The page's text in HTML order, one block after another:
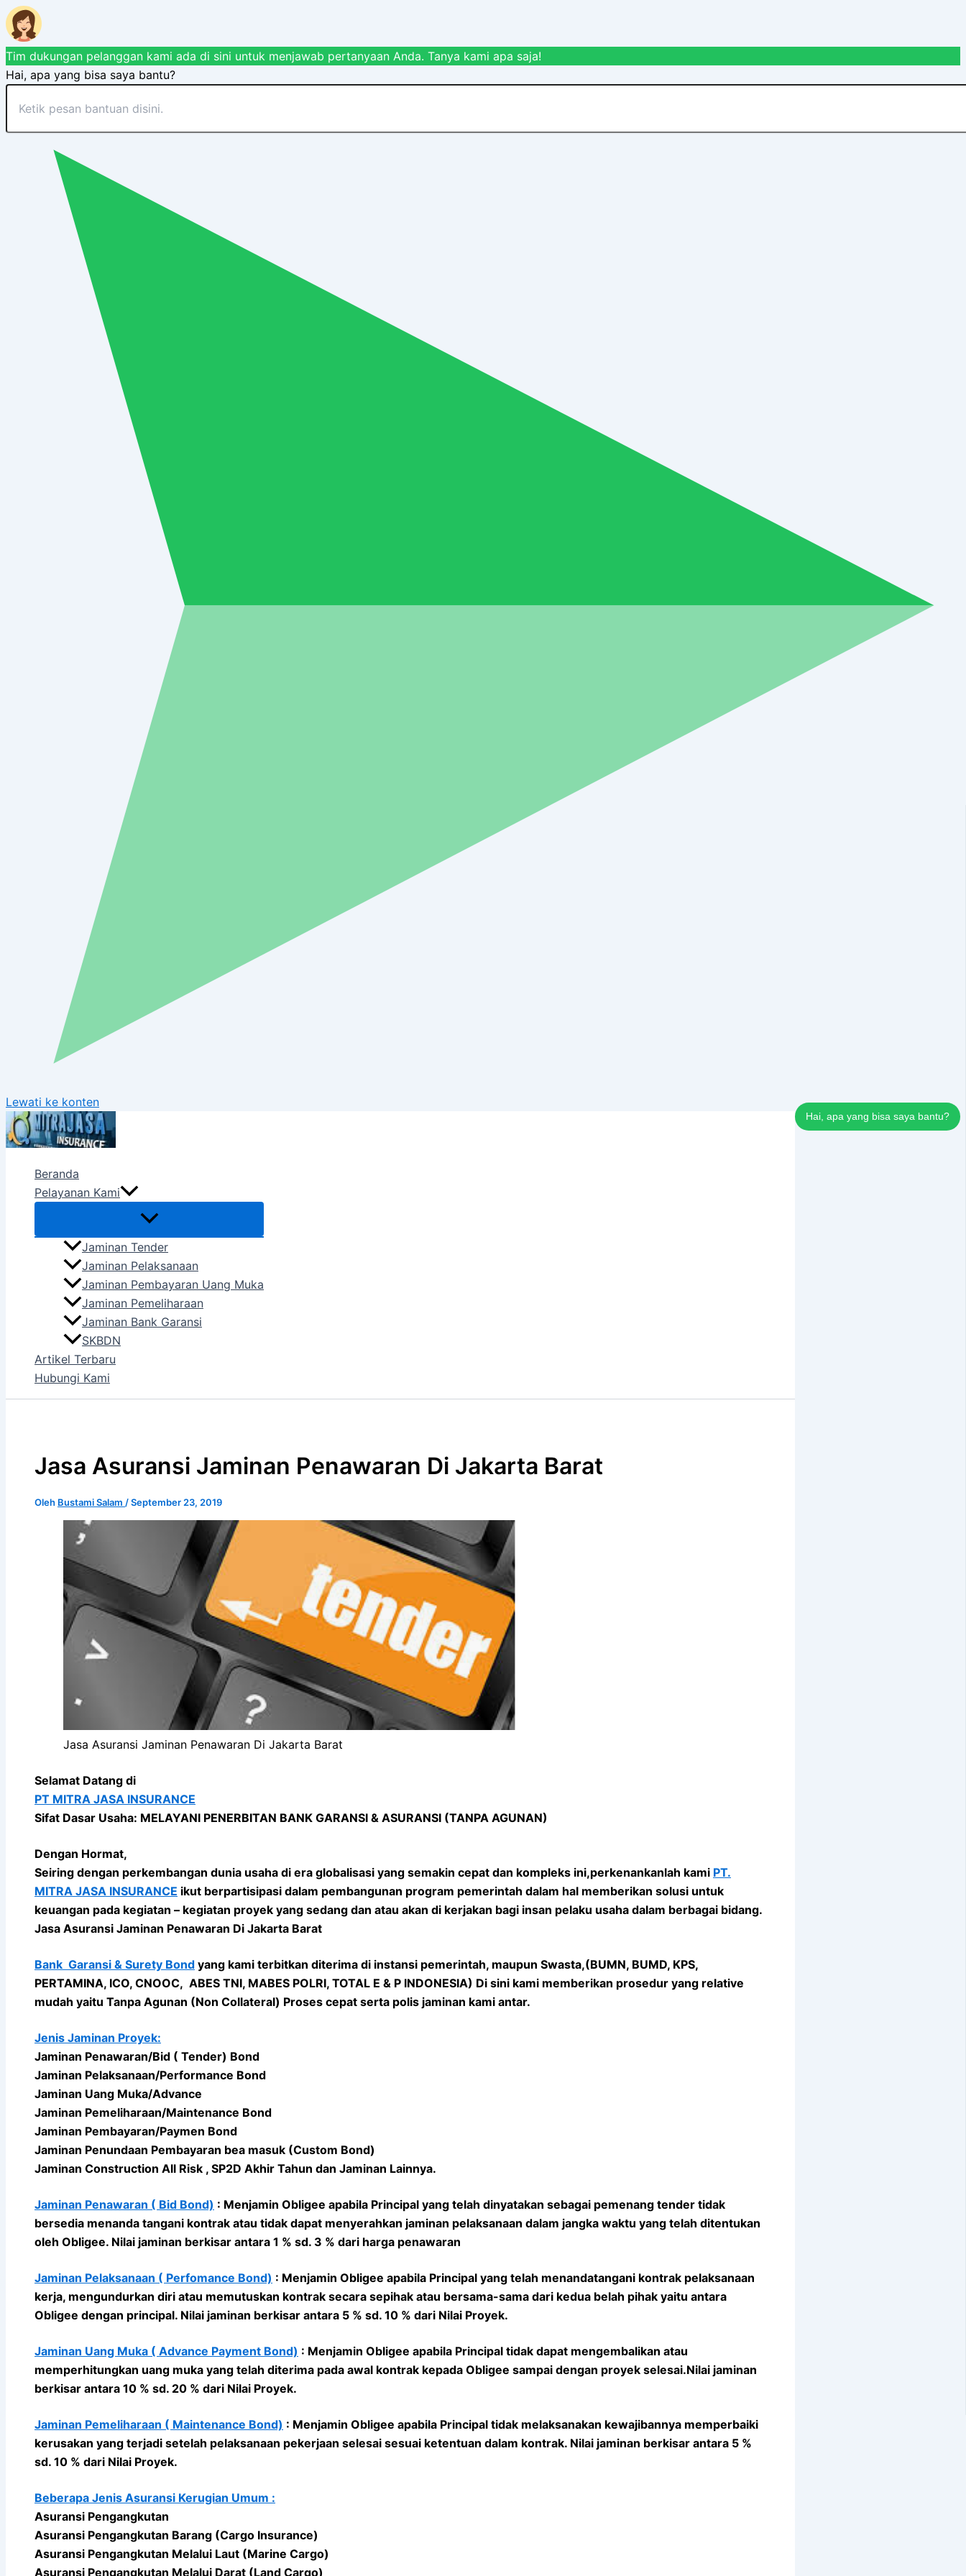
Tim dukungan pelanggan kami ada di sini untuk menjawab pertanyaan Anda. Tanya kami apa saja!
Hai, apa yang bisa saya bantu?
Hai, apa yang bisa saya bantu?
Lewati ke konten
Beranda
Pelayanan Kami
Jaminan Tender
Jaminan Pelaksanaan
Jaminan Pembayaran Uang Muka
Jaminan Pemeliharaan
Jaminan Bank Garansi
SKBDN
Artikel Terbaru
Hubungi Kami
Jasa Asuransi Jaminan Penawaran Di Jakarta Barat
Oleh Bustami Salam /September 23, 2019
Jasa Asuransi Jaminan Penawaran Di Jakarta Barat
Selamat Datang di
PT MITRA JASA INSURANCE
Sifat Dasar Usaha: MELAYANI PENERBITAN BANK GARANSI & ASURANSI (TANPA AGUNAN)
Dengan Hormat,
Seiring dengan perkembangan dunia usaha di era globalisasi yang semakin cepat dan kompleks ini,perkenankanlah kami PT.
MITRA JASA INSURANCE ikut berpartisipasi dalam pembangunan program pemerintah dalam hal memberikan solusi untuk
keuangan pada kegiatan – kegiatan proyek yang sedang dan atau akan di kerjakan bagi insan pelaku usaha dalam berbagai bidang.
Jasa Asuransi Jaminan Penawaran Di Jakarta Barat
Bank Garansi & Surety Bond yang kami terbitkan diterima di instansi pemerintah, maupun Swasta,(BUMN, BUMD, KPS,
PERTAMINA, ICO, CNOOC, ABES TNI, MABES POLRI, TOTAL E & P INDONESIA) Di sini kami memberikan prosedur yang relative
mudah yaitu Tanpa Agunan (Non Collateral) Proses cepat serta polis jaminan kami antar.
Jenis Jaminan Proyek:
Jaminan Penawaran/Bid ( Tender) Bond
Jaminan Pelaksanaan/Performance Bond
Jaminan Uang Muka/Advance
Jaminan Pemeliharaan/Maintenance Bond
Jaminan Pembayaran/Paymen Bond
Jaminan Penundaan Pembayaran bea masuk (Custom Bond)
Jaminan Construction All Risk , SP2D Akhir Tahun dan Jaminan Lainnya.
Jaminan Penawaran ( Bid Bond) : Menjamin Obligee apabila Principal yang telah dinyatakan sebagai pemenang tender tidak
bersedia menanda tangani kontrak atau tidak dapat menyerahkan jaminan pelaksanaan dalam jangka waktu yang telah ditentukan
oleh Obligee. Nilai jaminan berkisar antara 1 % sd. 3 % dari harga penawaran
Jaminan Pelaksanaan ( Perfomance Bond) : Menjamin Obligee apabila Principal yang telah menandatangani kontrak pelaksanaan
kerja, mengundurkan diri atau memutuskan kontrak secara sepihak atau bersama-sama dari kedua belah pihak yaitu antara
Obligee dengan principal. Nilai jaminan berkisar antara 5 % sd. 10 % dari Nilai Proyek.
Jaminan Uang Muka ( Advance Payment Bond) : Menjamin Obligee apabila Principal tidak dapat mengembalikan atau
memperhitungkan uang muka yang telah diterima pada awal kontrak kepada Obligee sampai dengan proyek selesai.Nilai jaminan
berkisar antara 10 % sd. 20 % dari Nilai Proyek.
Jaminan Pemeliharaan ( Maintenance Bond) : Menjamin Obligee apabila Principal tidak melaksanakan kewajibannya memperbaiki
kerusakan yang terjadi setelah pelaksanaan pekerjaan selesai sesuai ketentuan dalam kontrak. Nilai jaminan berkisar antara 5 %
sd. 10 % dari Nilai Proyek.
Beberapa Jenis Asuransi Kerugian Umum :
Asuransi Pengangkutan
Asuransi Pengangkutan Barang (Cargo Insurance)
Asuransi Pengangkutan Melalui Laut (Marine Cargo)
Asuransi Pengangkutan Melalui Darat (Land Cargo)